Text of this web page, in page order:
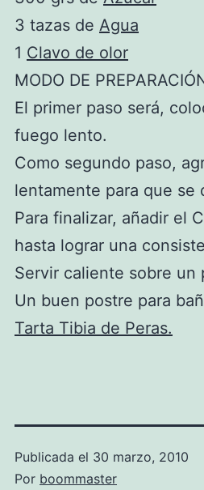
3 tazas de Agua
1 Clavo de olor
MODO DE
El primer paso será,
fuego lento.
Como segundo paso,
lentamente para que se
Para finalizar, añadir el
hasta lograr una
Servir caliente sobre un
Un buen postre para
Tarta Tibia de Peras.
Publicada el 30 marzo, 2010
Por boommaster